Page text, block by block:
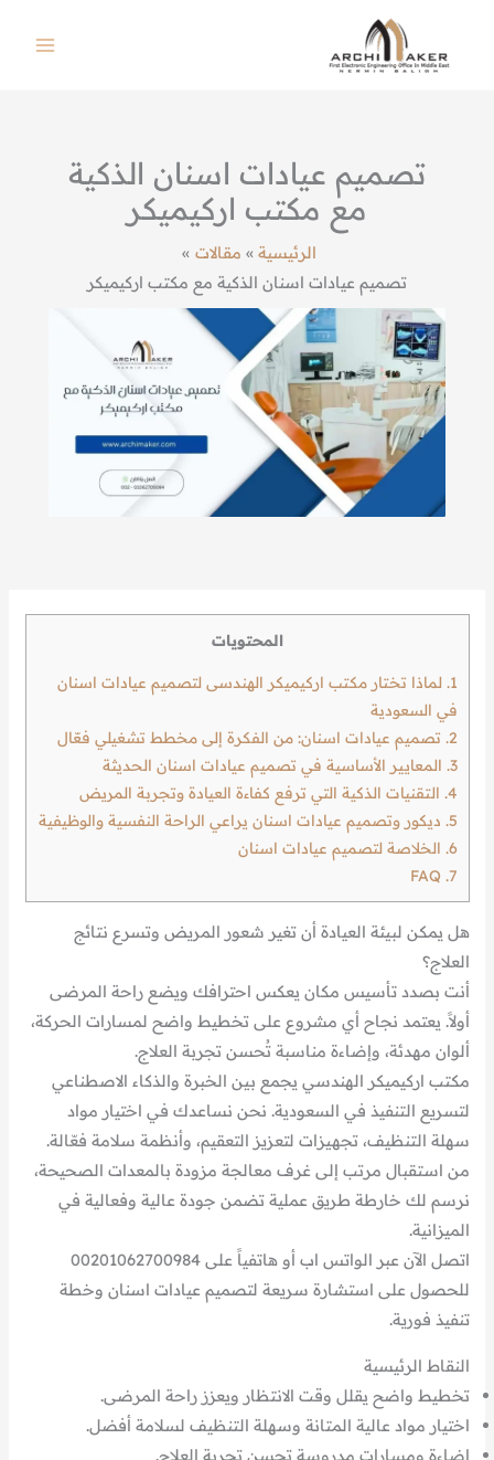
المحتوى
تصميم عيادات اسنان الذكية
مع مكتب اركيميكر
الرئيسية
مقالات
تصميم عيادات اسنان الذكية مع مكتب اركيميكر
المحتويات
1. لماذا تختار مكتب اركيميكر الهندسى لتصميم عيادات اسنان
في السعودية
2. تصميم عيادات اسنان: من الفكرة إلى مخطط تشغيلي فعّال
3. المعايير الأساسية في تصميم عيادات اسنان الحديثة
4. التقنيات الذكية التي ترفع كفاءة العيادة وتجربة المريض
5. ديكور وتصميم عيادات اسنان يراعي الراحة النفسية والوظيفية
6. الخلاصة لتصميم عيادات اسنان
7.
هل يمكن لبيئة العيادة أن تغير شعور المريض وتسرع نتائج
العلاج؟
أنت بصدد تأسيس مكان يعكس احترافك ويضع راحة المرضى
أولاً. يعتمد نجاح أي مشروع على تخطيط واضح لمسارات الحركة،
ألوان مهدئة، وإضاءة مناسبة تُحسن تجربة العلاج.
مكتب اركيميكر الهندسي يجمع بين الخبرة والذكاء الاصطناعي
لتسريع التنفيذ في السعودية. نحن نساعدك في اختيار مواد
سهلة التنظيف، تجهيزات لتعزيز التعقيم، وأنظمة سلامة فعّالة.
من استقبال مرتب إلى غرف معالجة مزودة بالمعدات الصحيحة،
نرسم لك خارطة طريق عملية تضمن جودة عالية وفعالية في
الميزانية.
اتصل الآن عبر الواتس اب أو هاتفياً على 00201062700984
للحصول على استشارة سريعة لتصميم عيادات اسنان وخطة
تنفيذ فورية.
النقاط الرئيسية
تخطيط واضح يقلل وقت الانتظار ويعزز راحة المرضى.
اختيار مواد عالية المتانة وسهلة التنظيف لسلامة أفضل.
إضاءة ومسارات مدروسة تحسن تجربة العلاج.